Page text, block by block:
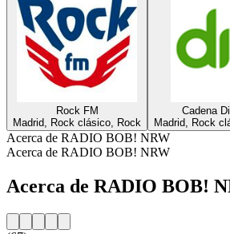
Rock FM
Madrid, Rock clásico, Rock
Cadena
Madrid, Rock
Acerca de RADIO BOB! NRW
Acerca de RADIO BOB! NRW
Acerca de RADIO BOB!